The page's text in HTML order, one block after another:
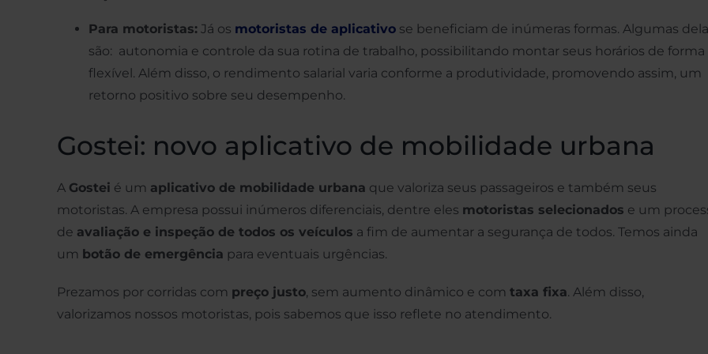
Para motoristas: Já os motoristas de aplicativo se beneficiam de inúmeras formas. Algumas
são: autonomia e controle da sua rotina de trabalho, possibilitando montar seus horários de forma
flexível. Além disso, o rendimento salarial varia conforme a produtividade, promovendo assim, um
retorno positivo sobre seu desempenho.
Gostei: novo aplicativo de mobilidade urbana
A Gostei é um aplicativo de mobilidade urbana que valoriza seus passageiros e também seus
motoristas. A empresa possui inúmeros diferenciais, dentre eles motoristas selecionados e um
de avaliação e inspeção de todos os veículos a fim de aumentar a segurança de todos. Temos ainda
um botão de emergência para eventuais urgências.
Prezamos por corridas com preço justo, sem aumento dinâmico e com taxa fixa. Além disso,
valorizamos nossos motoristas, pois sabemos que isso reflete no atendimento.